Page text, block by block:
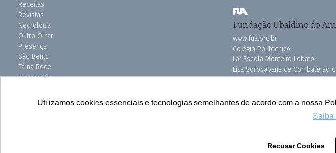
Utilizamos cookies essenciais e tecnologias semelhantes de acordo com a nossa
Saiba
Recusar Cookies
Receitas
Revistas
Necrologia
Outro Olhar
Presença
São Bento
Tá na Rede
Tecnologia
Uniso Ciência
Fundação Ubaldino do
www.fua.org.br
Colégio Politécnico
Lar Escola Monteiro Lobato
Liga Sorocabana de Combate ao
Vila dos Velhinhos
Todos os direitos